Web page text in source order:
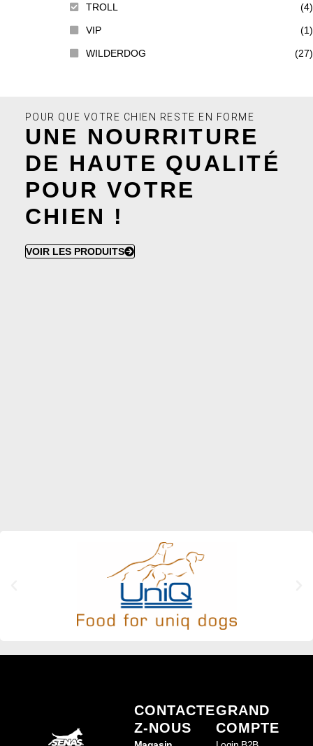
TROLL (4)
VIP (1)
WILDERDOG (27)
POUR QUE VOTRE CHIEN RESTE EN FORME
UNE NOURRITURE
DE HAUTE QUALITÉ
POUR VOTRE
CHIEN !
VOIR LES PRODUITS
CONTACTE
Z-NOUS
GRAND
COMPTE